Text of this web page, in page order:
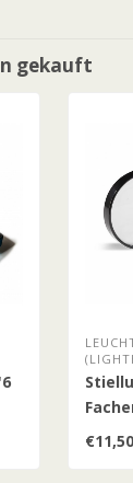
gekauft
€11,50